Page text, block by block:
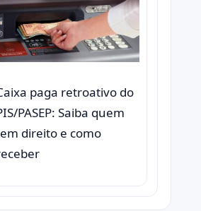
paga retroativo do
PASEP: Saiba quem
direito e como